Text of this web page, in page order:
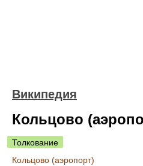
Википедия
Кольцово
Толкование
Кольцово (аэропорт)